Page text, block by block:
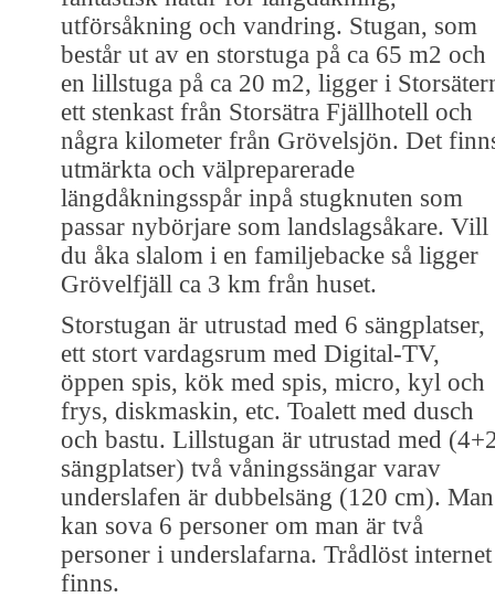
utförsåkning och vandring. Stugan, som
består ut av en storstuga på ca 65 m2 och
en lillstuga på ca 20 m2, ligger i
ett stenkast från Storsätra Fjällhotell och
några kilometer från Grövelsjön. Det
utmärkta och välpreparerade
längdåkningsspår inpå stugknuten som
passar nybörjare som landslagsåkare. Vill
du åka slalom i en familjebacke så ligger
Grövelfjäll ca 3 km från huset.
Storstugan är utrustad med 6 sängplatser,
ett stort vardagsrum med Digital-TV,
öppen spis, kök med spis, micro, kyl och
frys, diskmaskin, etc. Toalett med dusch
och bastu. Lillstugan är utrustad med
sängplatser) två våningssängar varav
underslafen är dubbelsäng (120 cm). Man
kan sova 6 personer om man är två
personer i underslafarna. Trådlöst internet
finns.